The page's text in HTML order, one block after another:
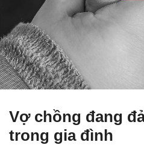
Vợ chồng đang
trong gia đình